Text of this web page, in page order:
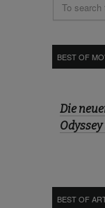
BEST OF
Die
BEST OF